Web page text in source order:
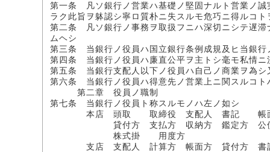
第一条 凡ソ銀行ノ営業ハ基礎ノ堅固ナルト営業ノ誠
ラク此旨ヲ躰認シ寧ロ質朴ニ失スルモ危巧ニ得ルコト
第二条 凡ソ銀行ノ事務ヲ取扱フニハ深切ニシテ遅滞
ムヘシ
第三条 当銀行ノ役員ハ国立銀行条例成規及ヒ当銀行
第四条 当銀行ノ役員ハ廉直公平ヲ主トシ毫モ私情
第五条 当銀行支配人以下ノ役員ハ自己ノ商業ヲ為シ
第六条 当銀行ノ役員ハ得意先ノ営業上ニ関スルコト
第二章 役員ノ職制
第七条 当銀行ノ役員ト称スルモノハ左ノ如シ
本店 頭取 取締役 支配人 書記 帳
貸付方 支払方 収納方 鑑定方 公
株式掛 用度方
支店 支配人 計算方 帳面方 貸付方 書